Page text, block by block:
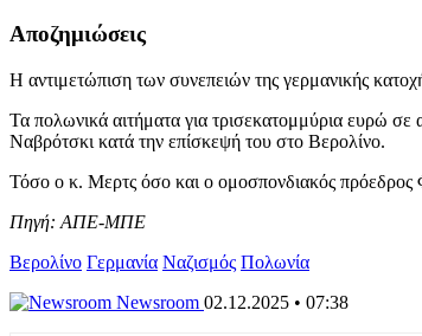
Αποζημιώσεις
Η αντιμετώπιση των συνεπειών της γερμανικής
Τα πολωνικά αιτήματα για τρισεκατομμύρια ευρώ σε
Ναβρότσκι κατά την επίσκεψή του στο Βερολίνο.
Τόσο ο κ. Μερτς όσο και ο ομοσπονδιακός πρόεδρος
Πηγή: ΑΠΕ-ΜΠΕ
Βερολίνο Γερμανία Ναζισμός Πολωνία
Newsroom 02.12.2025 • 07:38